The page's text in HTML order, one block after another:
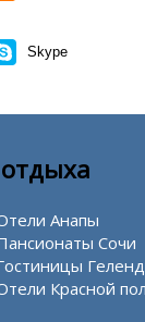
Skype
Анапы
Сочи
Красной